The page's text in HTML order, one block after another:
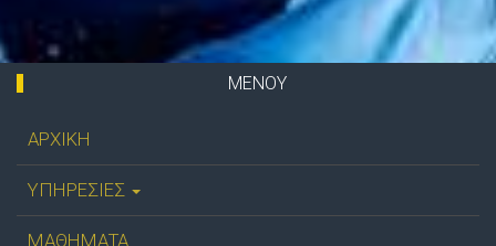
ΜΕΝΟΥ
ΑΡΧΙΚΗ
ΥΠΗΡΕΣΙΕΣ
ΜΑΘΗΜΑΤΑ